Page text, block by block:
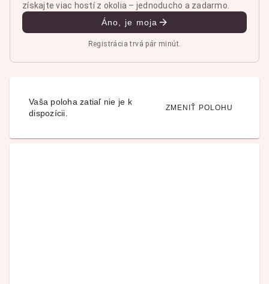
získajte viac hostí z okolia – jednoducho a zadarmo.
Áno, je moja
Registrácia trvá pár minút.
Vaša poloha zatiaľ nie je k
dispozícii.
ZMENIŤ POLOHU